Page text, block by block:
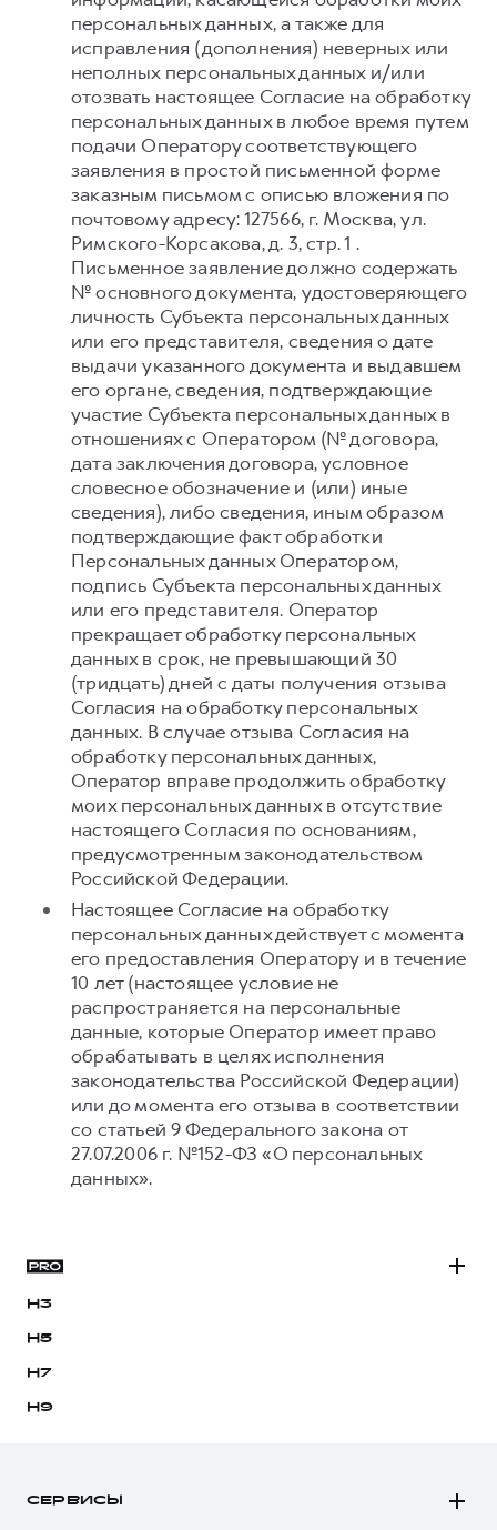
персональных данных, а также для
исправления (дополнения) неверных или
неполных персональных данных и/или
отозвать настоящее Согласие на обработку
персональных данных в любое время путем
подачи Оператору соответствующего
заявления в простой письменной форме
заказным письмом с описью вложения по
почтовому адресу: 127566, г. Москва, ул.
Римского-Корсакова, д. 3, стр. 1 .
Письменное заявление должно содержать
№ основного документа, удостоверяющего
личность Субъекта персональных данных
или его представителя, сведения о дате
выдачи указанного документа и выдавшем
его органе, сведения, подтверждающие
участие Субъекта персональных данных в
отношениях с Оператором (№ договора,
дата заключения договора, условное
словесное обозначение и (или) иные
сведения), либо сведения, иным образом
подтверждающие факт обработки
Персональных данных Оператором,
подпись Субъекта персональных данных
или его представителя. Оператор
прекращает обработку персональных
данных в срок, не превышающий 30
(тридцать) дней с даты получения отзыва
Согласия на обработку персональных
данных. В случае отзыва Согласия на
обработку персональных данных,
Оператор вправе продолжить обработку
моих персональных данных в отсутствие
настоящего Согласия по основаниям,
предусмотренным законодательством
Российской Федерации.
Настоящее Согласие на обработку
персональных данных действует с момента
его предоставления Оператору и в течение
10 лет (настоящее условие не
распространяется на персональные
данные, которые Оператор имеет право
обрабатывать в целях исполнения
законодательства Российской Федерации)
или до момента его отзыва в соответствии
со статьей 9 Федерального закона от
27.07.2006 г. №152-ФЗ «О персональных
данных».
H3
H5
H7
H9
СЕРВИСЫ